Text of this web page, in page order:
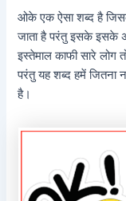
ओके एक ऐसा शब्द है
जाता है परंतु इसके इसके
इस्तेमाल काफी सारे लोग
परंतु यह शब्द हमें जितना
है।